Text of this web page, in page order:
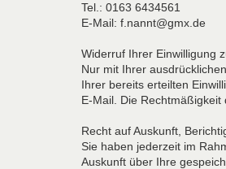
Tel.: 0163 6434561
E-Mail: f.nannt@gmx.de
Widerruf Ihrer Einwilligung
Nur mit Ihrer
Ihrer bereits erteilten
E-Mail. Die
Recht auf Auskunft,
Sie haben jederzeit im
Auskunft über Ihre